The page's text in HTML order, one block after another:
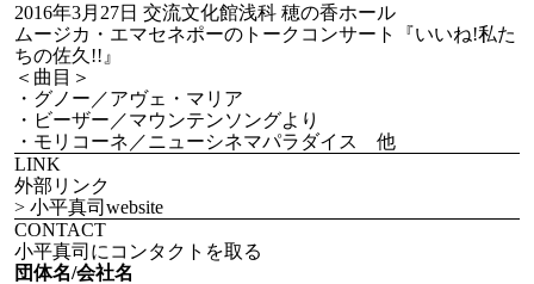
2016年3月27日 交流文化館浅科 穂の香ホール
ムージカ・エマセネポーのトークコンサート『いいね!私た
ちの佐久!!』
＜曲目＞
・グノー／アヴェ・マリア
・ビーザー／マウンテンソングより
・モリコーネ／ニューシネマパラダイス 他
LINK
外部リンク
> 小平真司website
CONTACT
小平真司にコンタクトを取る
団体名/会社名